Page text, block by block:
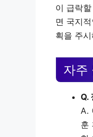
이 급락
면 국지
획을 주
자주
Q.
A.
훈